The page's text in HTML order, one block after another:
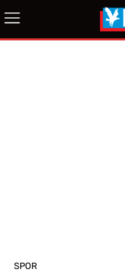
SPOR